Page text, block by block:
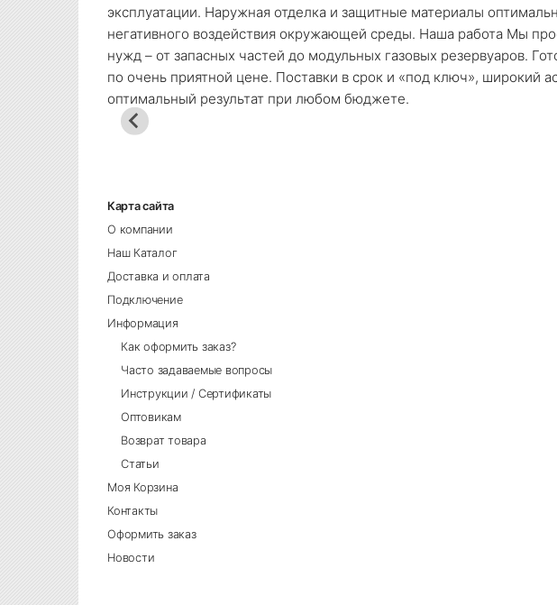
эксплуатации. Наружная отделка и защитные материалы
негативного воздействия окружающей среды. Наша работа Мы
нужд – от запасных частей до модульных газовых резервуаров.
по очень приятной цене. Поставки в срок и «под ключ», широкий
оптимальный результат при любом бюджете.
Карта сайта
О компании
Наш Каталог
Доставка и оплата
Подключение
Информация
Как оформить заказ?
Часто задаваемые вопросы
Инструкции / Сертификаты
Оптовикам
Возврат товара
Статьи
Моя Корзина
Контакты
Оформить заказ
Новости